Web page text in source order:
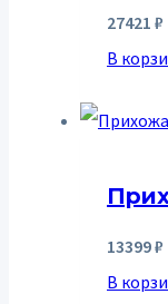
27421 ₽
В
13399₽
В